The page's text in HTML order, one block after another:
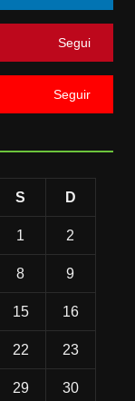
Segui
Seguir
S D
1 2
8 9
15 16
22 23
29 30